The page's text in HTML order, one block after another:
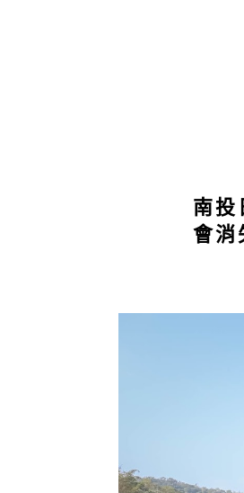
南投
會消